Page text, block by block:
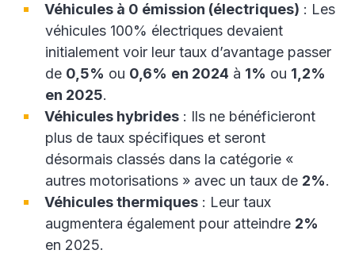
Véhicules à 0 émission (électriques) : Les
véhicules 100% électriques devaient
initialement voir leur taux d’avantage passer
de 0,5% ou 0,6% en 2024 à 1% ou 1,2%
en 2025.
Véhicules hybrides : Ils ne bénéficieront
plus de taux spécifiques et seront
désormais classés dans la catégorie «
autres motorisations » avec un taux de 2%.
Véhicules thermiques : Leur taux
augmentera également pour atteindre 2%
en 2025.